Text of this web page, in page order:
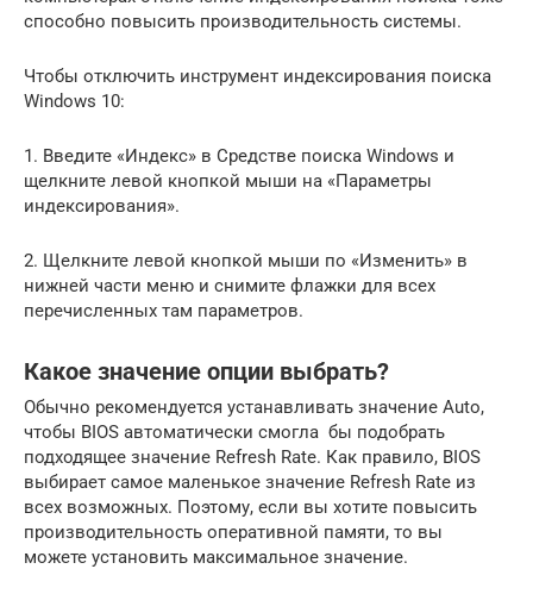
способно повысить производительность системы.
Чтобы отключить инструмент индексирования поиска
Windows 10:
1. Введите «Индекс» в Средстве поиска Windows и
щелкните левой кнопкой мыши на «Параметры
индексирования».
2. Щелкните левой кнопкой мыши по «Изменить» в
нижней части меню и снимите флажки для всех
перечисленных там параметров.
Какое значение опции выбрать?
Обычно рекомендуется устанавливать значение Auto,
чтобы BIOS автоматически смогла бы подобрать
подходящее значение Refresh Rate. Как правило, BIOS
выбирает самое маленькое значение Refresh Rate из
всех возможных. Поэтому, если вы хотите повысить
производительность оперативной памяти, то вы
можете установить максимальное значение.